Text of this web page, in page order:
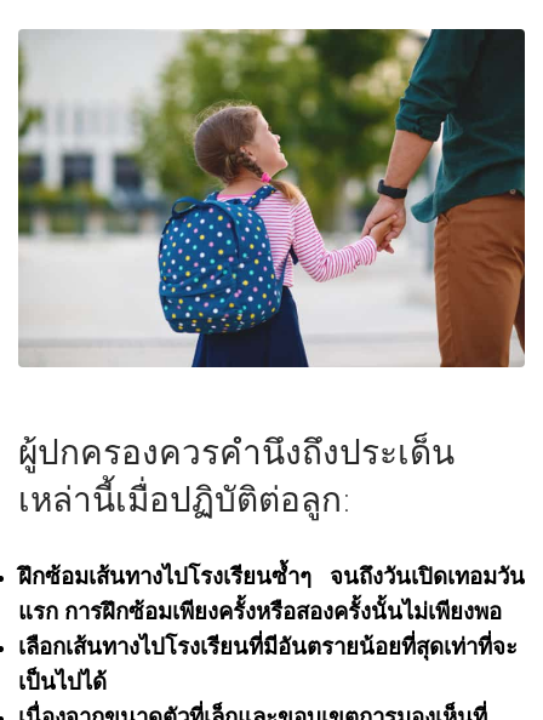
ผู้ปกครองควรคำนึงถึงประเด็น
เหล่านี้เมื่อปฏิบัติต่อลูก:
ฝึกซ้อมเส้นทางไปโรงเรียนซ้ำๆ จนถึงวันเปิดเทอมวัน
แรก การฝึกซ้อมเพียงครั้งหรือสองครั้งนั้นไม่เพียงพอ
เลือกเส้นทางไปโรงเรียนที่มีอันตรายน้อยที่สุดเท่าที่จะ
เป็นไปได้